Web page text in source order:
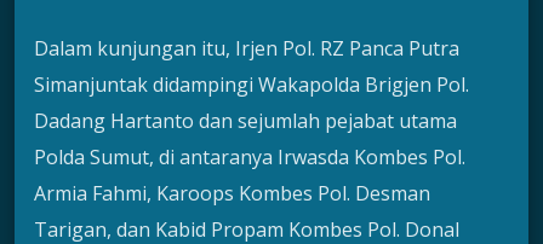
Dalam kunjungan itu, Irjen Pol. RZ Panca Putra
Simanjuntak didampingi Wakapolda Brigjen Pol.
Dadang Hartanto dan sejumlah pejabat utama
Polda Sumut, di antaranya Irwasda Kombes Pol.
Armia Fahmi, Karoops Kombes Pol. Desman
Tarigan, dan Kabid Propam Kombes Pol. Donal